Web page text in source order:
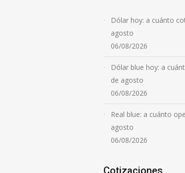
Dólar hoy: a cuánto
agosto
06/08/2026
Dólar blue hoy: a
de agosto
06/08/2026
Real blue: a cuánto
agosto
06/08/2026
Cotizaciones